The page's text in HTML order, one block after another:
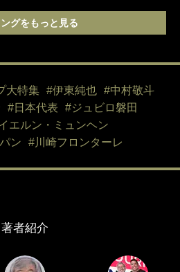
グをもっと見る
大特集 #伊東純也
#中村敬斗
#日本代表
#ジュビロ磐田
エルン・ミュンヘン
ン
#川崎フロンターレ
著者紹介